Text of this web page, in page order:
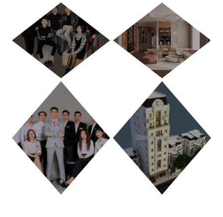
TP. HỒ CHÍ MINH